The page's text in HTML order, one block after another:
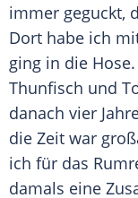
immer geguckt,
Dort habe ich
ging in die
Thunfisch und
danach vier
die Zeit war
ich für das
damals eine